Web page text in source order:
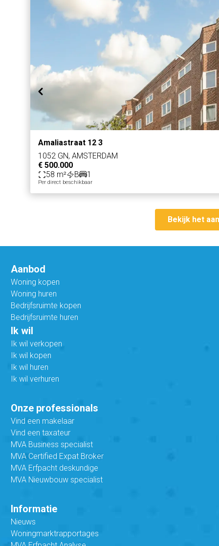
Amaliastraat 12 3
1052 GN, AMSTERDAM
€ 500.000
58 m²
B 1
Per direct beschikbaar
Bekijk het
Aanbod
Woning kopen
Woning huren
Bedrijfsruimte kopen
Bedrijfsruimte huren
Ik wil
Ik wil verkopen
Ik wil kopen
Ik wil huren
Ik wil verhuren
Onze professionals
Vind een makelaar
Vind een taxateur
MVA Business specialist
MVA Certified Expat Broker
MVA Erfpacht deskundige
MVA Nieuwbouw specialist
Informatie
Nieuws
Woningmarktrapportages